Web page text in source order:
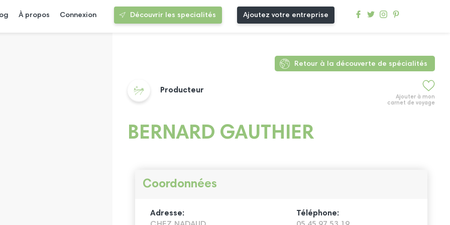
À propos Connexion Découvrir les specialités Ajoutez votre entreprise
Retour à la découverte de spécialités
Ajouter à mon
carnet de voyage
Producteur
BERNARD GAUTHIER
Coordonnées
Adresse:
Téléphone: